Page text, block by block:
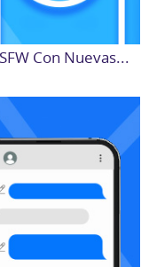
Con Nuevas...